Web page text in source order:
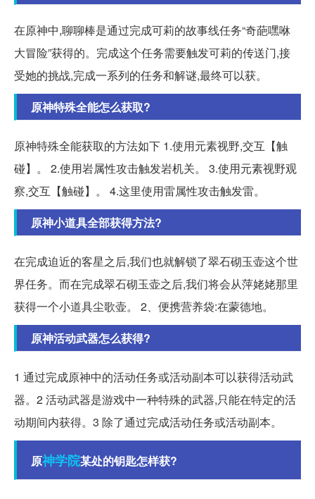
在原神中,聊聊棒是通过完成可莉的故事线任务“奇葩嘿咻
大冒险”获得的。完成这个任务需要触发可莉的传送门,接
受她的挑战,完成一系列的任务和解谜,最终可以获。
原神特殊全能怎么获取?
原神特殊全能获取的方法如下 1.使用元素视野,交互【触
碰】。 2.使用岩属性攻击触发岩机关。 3.使用元素视野观
察,交互【触碰】。 4.这里使用雷属性攻击触发雷。
原神小道具全部获得方法?
在完成迫近的客星之后,我们也就解锁了翠石砌玉壶这个世
界任务。而在完成翠石砌玉壶之后,我们将会从萍姥姥那里
获得一个小道具尘歌壶。 2、便携营养袋:在蒙德地。
原神活动武器怎么获得?
1 通过完成原神中的活动任务或活动副本可以获得活动武
器。2 活动武器是游戏中一种特殊的武器,只能在特定的活
动期间内获得。3 除了通过完成活动任务或活动副本。
原神学院某处的钥匙怎样获?